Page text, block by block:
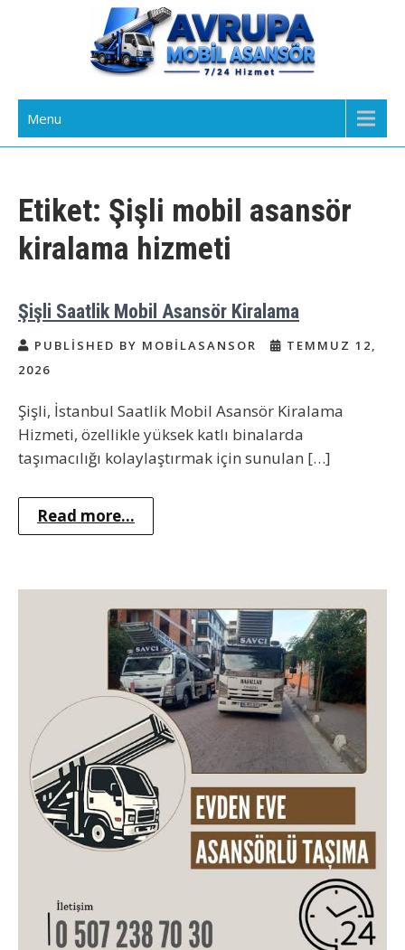
Avrupa Yakası Mobil Asansör
Kiralama
Menu
Etiket: Şişli mobil asansör
kiralama hizmeti
Şişli Saatlik Mobil Asansör Kiralama
PUBLISHED BY MOBILASANSOR
TEMMUZ 12,
2026
Şişli, İstanbul Saatlik Mobil Asansör Kiralama
Hizmeti, özellikle yüksek katlı binalarda
taşımacılığı kolaylaştırmak için sunulan […]
Read more...